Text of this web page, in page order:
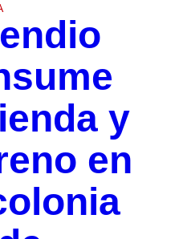
y
en